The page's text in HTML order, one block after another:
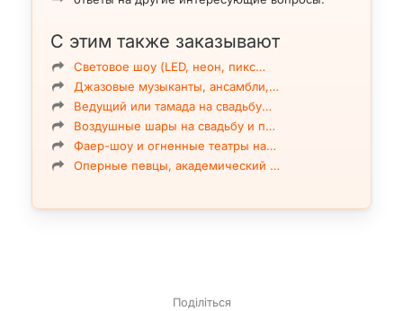
С этим также заказывают
Световое шоу (LED, неон, пикс…
Джазовые музыканты, ансамбли,…
Ведущий или тамада на свадьбу…
Воздушные шары на свадьбу и п…
Фаер-шоу и огненные театры на…
Оперные певцы, академический …
Поділіться